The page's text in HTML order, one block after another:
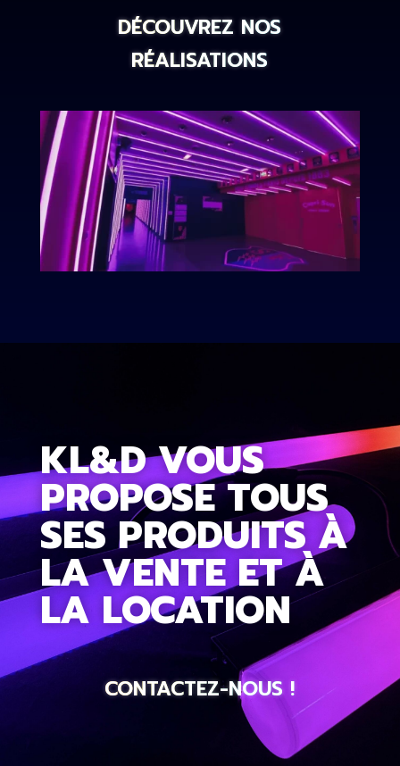
DÉCOUVREZ NOS
RÉALISATIONS
KL&D VOUS
PROPOSE TOUS
SES PRODUITS À
LA VENTE ET À
LA LOCATION
CONTACTEZ-NOUS !